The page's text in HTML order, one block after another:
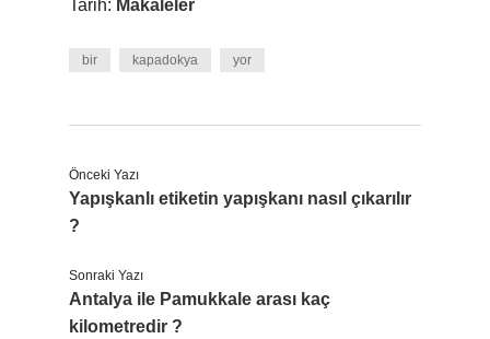
Tarih: Makaleler
bir kapadokya yor
Önceki Yazı
Yapışkanlı etiketin yapışkanı nasıl çıkarılır
?
Sonraki Yazı
Antalya ile Pamukkale arası kaç
kilometredir ?